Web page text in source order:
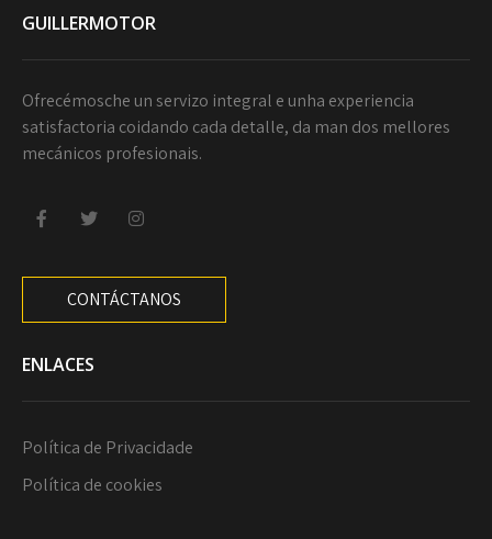
GUILLERMOTOR
Ofrecémosche un servizo integral e unha experiencia
satisfactoria coidando cada detalle, da man dos mellores
mecánicos profesionais.
CONTÁCTANOS
ENLACES
Política de Privacidade
Política de cookies